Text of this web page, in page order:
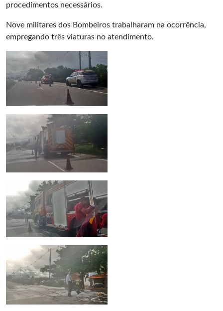
procedimentos necessários.
Nove militares dos Bombeiros trabalharam na ocorrência,
empregando três viaturas no atendimento.